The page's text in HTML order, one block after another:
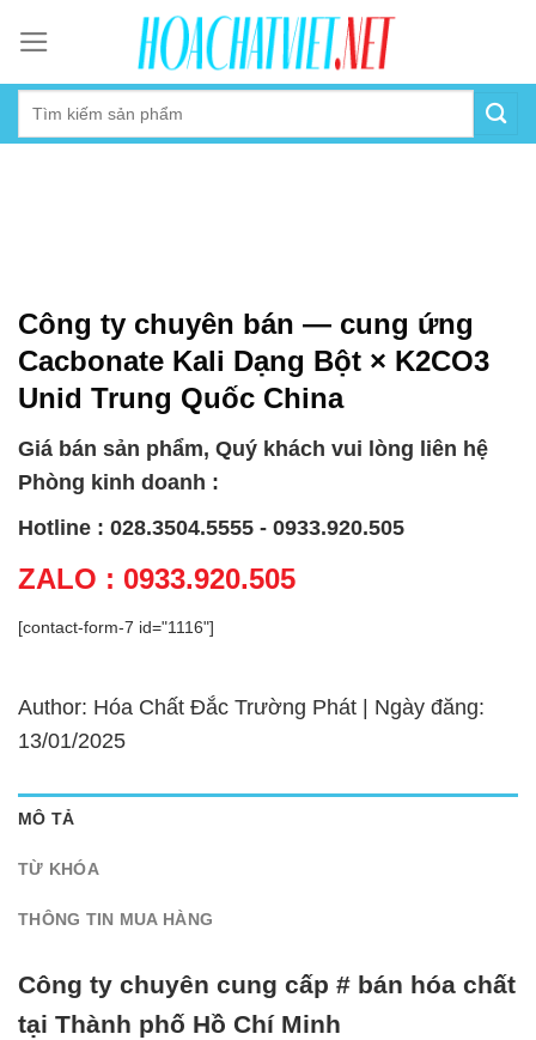
content
Công ty chuyên bán — cung ứng
Cacbonate Kali Dạng Bột × K2CO3
Unid Trung Quốc China
Giá bán sản phẩm, Quý khách vui lòng liên hệ
Phòng kinh doanh :
Hotline : 028.3504.5555 - 0933.920.505
ZALO : 0933.920.505
[contact-form-7 id="1116"]
Author: Hóa Chất Đắc Trường Phát | Ngày đăng:
13/01/2025
MÔ TẢ
TỪ KHÓA
THÔNG TIN MUA HÀNG
Công ty chuyên cung cấp # bán hóa chất
tại Thành phố Hồ Chí Minh